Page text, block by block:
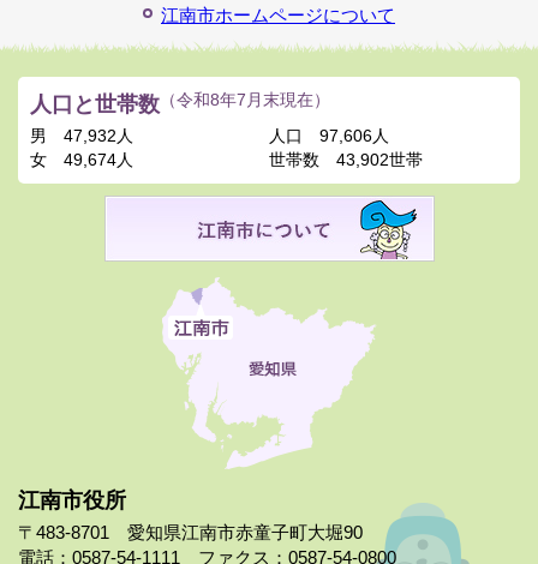
江南市ホームページについて
江南市役所
〒483-8701 愛知県江南市赤童子町大堀90
電話：0587-54-1111 ファクス：0587-54-0800
人口と世帯数 （令和8年7月末現在）
男
47,932人
女
49,674人
人口
97,606人
世帯数
43,902世帯